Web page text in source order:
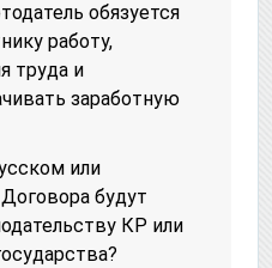
обязуется
работу,
труда и
заработную
или
будут
КР или